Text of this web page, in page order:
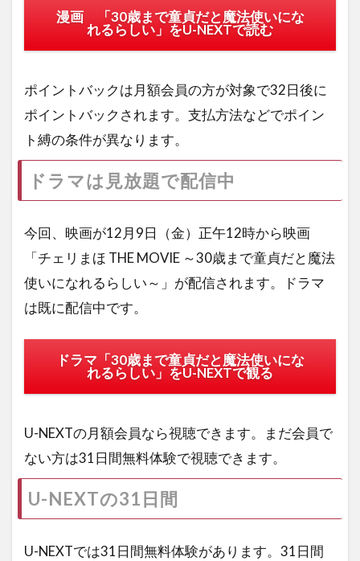
漫画 「30歳まで童貞だと魔法使いにな
れるらしい」をU-NEXTで読む
ポイントバックは月額会員の方が対象で32日後に
ポイントバックされます。支払方法などでポイン
ト縛の条件が異なります。
ドラマは見放題で配信中
今回、映画が12月9日（金）正午12時から映画
「チェリまほ THE MOVIE ～30歳まで童貞だと魔法
使いになれるらしい～」が配信されます。ドラマ
は既に配信中です。
ドラマ「30歳まで童貞だと魔法使いにな
れるらしい」をU-NEXTで観る
U-NEXTの月額会員なら視聴できます。まだ会員で
ない方は31日間無料体験で視聴できます。
U-NEXTの31日間
U-NEXTでは31日間無料体験があります。31日間